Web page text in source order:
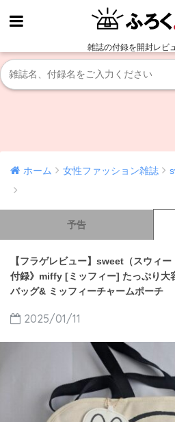
雑誌の付録を開封レビ
ホーム 女性ファッション雑誌
予告
【フラゲレビュー】sweet（スウィ
付録》miffy [ミッフィー] たっぷり大
バッグ& ミッフィーチャームポーチ
2025/01/11